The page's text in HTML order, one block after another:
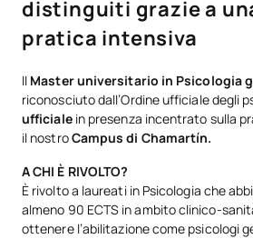
distinguiti grazie a
pratica intensiva
Il Master universitario in Psicologia
riconosciuto dall’Ordine ufficiale degli
ufficiale in presenza incentrato sulla
il nostroCampus di Chamartín.
A CHI È RIVOLTO?
È rivolto a laureati in Psicologia che
almeno 90 ECTS in ambito clinico-
ottenere l’abilitazione come psicologi